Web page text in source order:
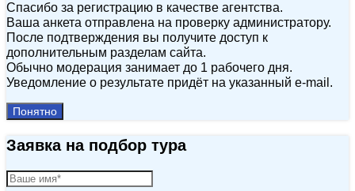
Спасибо за регистрацию в качестве агентства.
Ваша анкета отправлена на проверку администратору.
После подтверждения вы получите доступ к
дополнительным разделам сайта.
Обычно модерация занимает до 1 рабочего дня.
Уведомление о результате придёт на указанный e‑mail.
Понятно
Заявка на подбор тура